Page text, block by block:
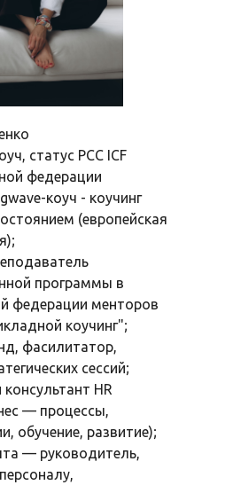
статус PCC ICF
федерации
коуч - коучинг
(европейская
программы в
федерации менторов
коучинг";
фасилитатор,
сессий;
HR
— процессы,
обучение, развитие);
— руководитель,